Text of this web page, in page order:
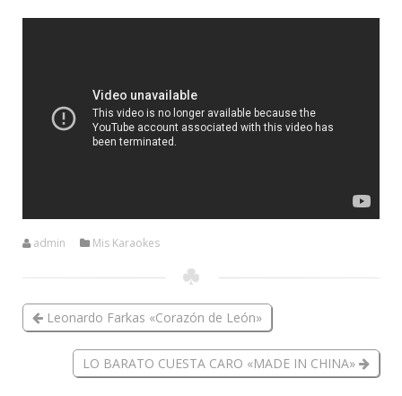
admin Mis Karaokes
Leonardo Farkas «Corazón de León»
LO BARATO CUESTA CARO «MADE IN CHINA»